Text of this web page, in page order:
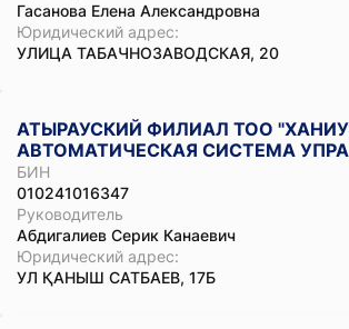
Гасанова Елена Александровна
Юридический адрес:
УЛИЦА ТАБАЧНОЗАВОДСКАЯ, 20
АТЫРАУСКИЙ ФИЛИАЛ ТОО
АВТОМАТИЧЕСКАЯ СИСТЕМА
БИН
010241016347
Руководитель
Абдигалиев Серик Канаевич
Юридический адрес:
УЛ ҚАНЫШ САТБАЕВ, 17Б